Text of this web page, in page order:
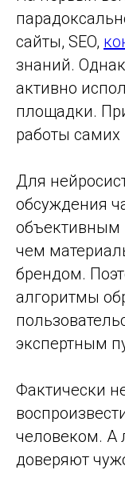
сайты, SEO,
знаний.
активно
площадки.
работы самих
Для
обсуждения
объективным
чем
брендом.
алгоритмы
экспертным
Фактически
человеком. А
доверяют